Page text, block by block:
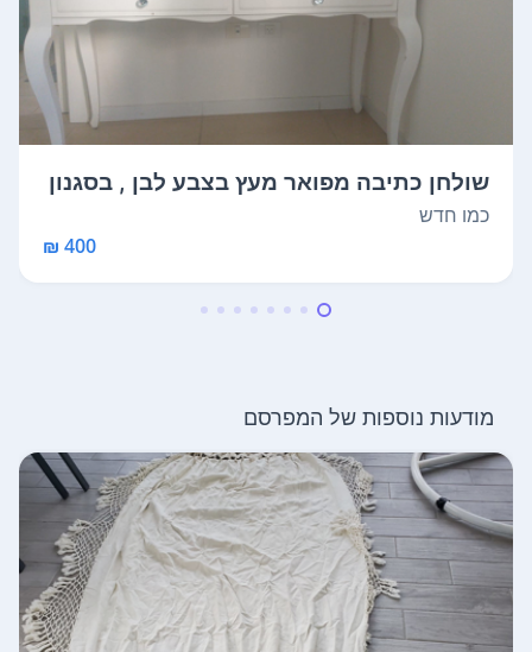
שולחן כתיבה מפואר מעץ בצבע לבן , בסגנון
...
כמו חדש
400 ₪
מודעות נוספות של המפרסם